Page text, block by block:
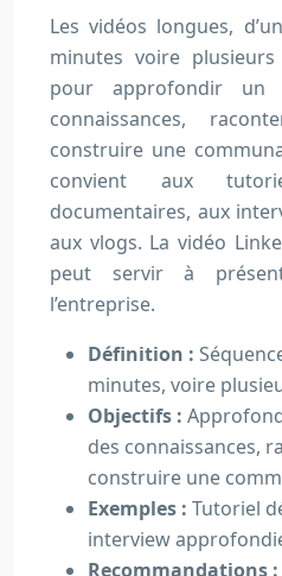
Les vidéos longues,
minutes voire
pour approfondir un
connaissances,
construire une
convient aux
documentaires, aux
aux vlogs. La vidéo
peut servir à
l’entreprise.
Définition :
minutes, voire
Objectifs :
des connaissances,
construire une
Exemples : Tutoriel
interview
Recommandations :